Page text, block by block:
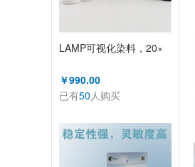
LAMP可视化染料，20×
￥990.00
已有50人购买